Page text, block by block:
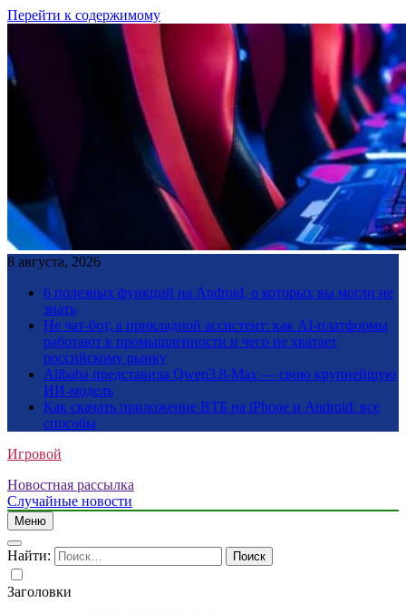
Перейти к содержимому
8 августа, 2026
6 полезных функций на Android, о которых вы могли не
знать
Не чат-бот, а прикладной ассистент: как AI-платформы
работают в промышленности и чего не хватает
российскому рынку
Alibaba представила Qwen3.8-Max — свою крупнейшую
ИИ-модель
Как скачать приложение ВТБ на iPhone и Android: все
способы
Игровой
Новостная рассылка
Случайные новости
Меню
Найти:
Заголовки